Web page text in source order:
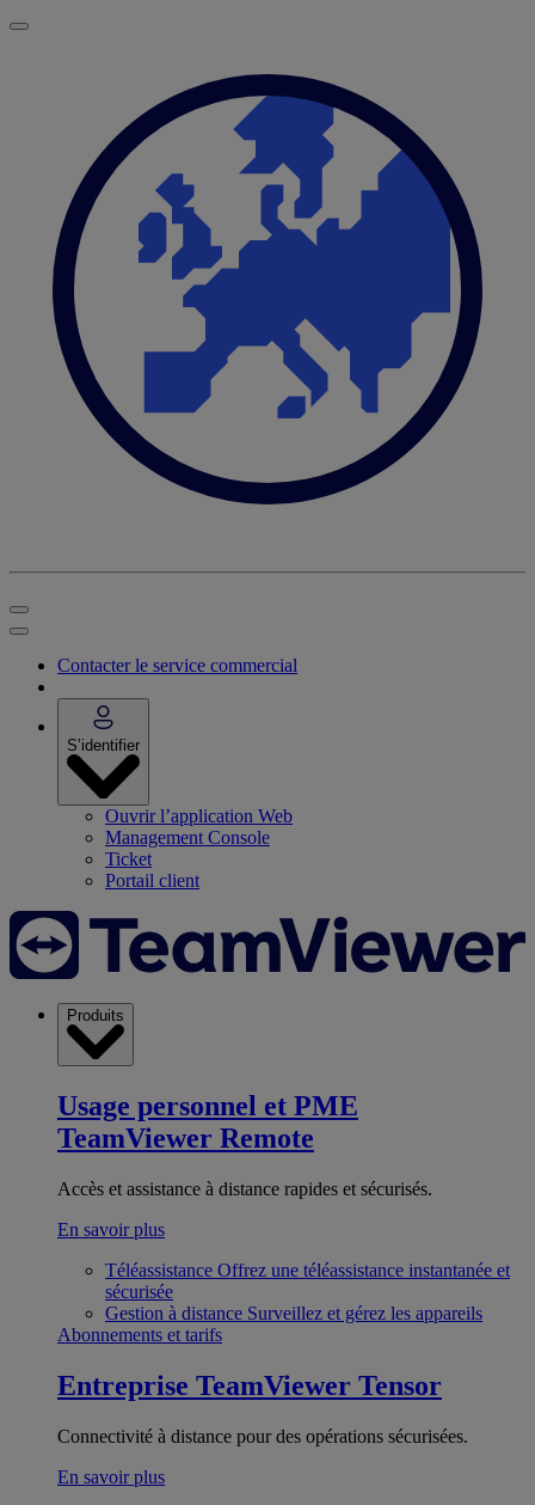
Contacter le service commercial
S’identifier
Ouvrir l’application Web
Management Console
Ticket
Portail client
Produits
Usage personnel et PME
TeamViewer Remote
Accès et assistance à distance rapides et sécurisés.
En savoir plus
Téléassistance Offrez une téléassistance instantanée et
sécurisée
Gestion à distance Surveillez et gérez les appareils
Abonnements et tarifs
Entreprise TeamViewer Tensor
Connectivité à distance pour des opérations sécurisées.
En savoir plus